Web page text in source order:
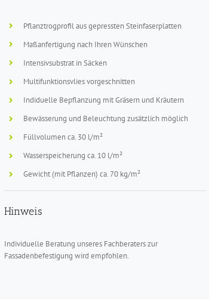
Pflanztrogprofil aus gepressten Steinfaserplatten
Maßanfertigung nach Ihren Wünschen
Intensivsubstrat in Säcken
Multifunktionsvlies vorgeschnitten
Indiduelle Bepflanzung mit Gräsern und Kräutern
Bewässerung und Beleuchtung zusätzlich möglich
Füllvolumen ca. 30 l/m²
Wasserspeicherung ca. 10 l/m²
Gewicht (mit Pflanzen) ca. 70 kg/m²
Hinweis
Individuelle Beratung unseres Fachberaters zur
Fassadenbefestigung wird empfohlen.